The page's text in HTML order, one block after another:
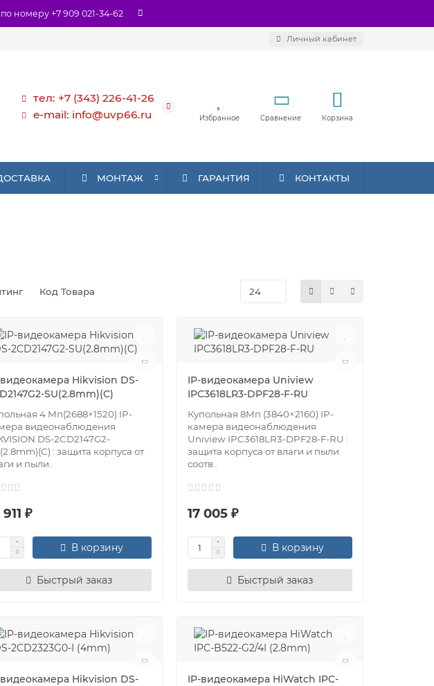
номеру +7 909 021-34-62
Личный кабинет
тел: +7 (343) 226-41-26
e-mail: info@uvp66.ru
Избранное Сравнение Корзина
МОНТАЖ ГАРАНТИЯ КОНТАКТЫ
Код Товара
Hikvision DS-
SU(2.8mm)(C)
4 Мп(2688×1520) IP-
видеонаблюдения
DS-2CD2147G2-
: защита корпуса от
и пыли..
911 ₽
В корзину
Быстрый заказ
IP-видеокамера Uniview
IPC3618LR3-DPF28-F-RU
Купольная 8Мп (3840×2160) IP-
камера видеонаблюдения
Uniview IPC3618LR3-DPF28-F-RU :
защита корпуса от влаги и пыли
соотв..
17 005 ₽
В корзину
Быстрый заказ
Hikvision DS-
IP-видеокамера HiWatch IPC-